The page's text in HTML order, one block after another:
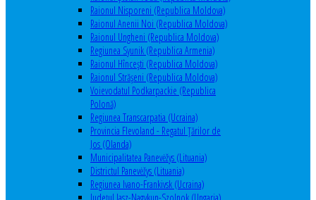
Raionul Nisporeni (Republica Moldova)
Raionul Anenii Noi (Republica Moldova)
Raionul Ungheni (Republica Moldova)
Regiunea Syunik (Republica Armenia)
Raionul Hîncești (Republica Moldova)
Raionul Străşeni (Republica Moldova)
Voievodatul Podkarpackie (Republica
Polonă)
Regiunea Transcarpatia (Ucraina)
Provincia Flevoland - Regatul Ţărilor de
Jos (Olanda)
Municipalitatea Panevėžys (Lituania)
Districtul Panevėžys (Lituania)
Regiunea Ivano-Frankivsk (Ucraina)